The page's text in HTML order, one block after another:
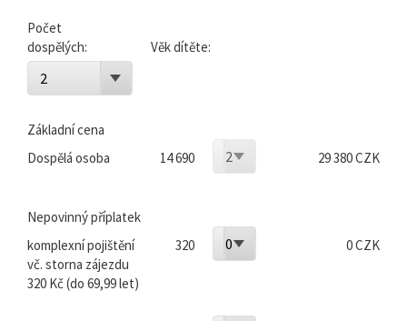
Počet
dospělých:
2
Věk dítěte:
Základní cena
Dospělá osoba
14 690 2 29 380 CZK
Nepovinný příplatek
komplexní pojištění
vč. storna zájezdu
320 Kč (do 69,99 let)
320 0 0 CZK